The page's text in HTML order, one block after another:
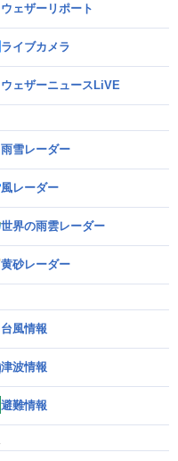
ウェザーリポート
ライブカメラ
ウェザーニュースLiVE
雨雪レーダー
風レーダー
世界の雨雲レーダー
黄砂レーダー
台風情報
津波情報
避難情報